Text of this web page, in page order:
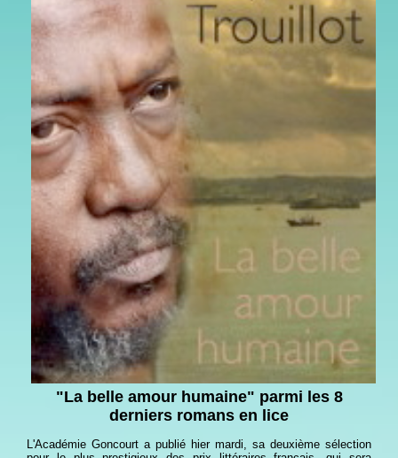
"La belle amour humaine" parmi les 8
derniers romans en lice
L'Académie Goncourt a publié hier mardi, sa deuxième sélection